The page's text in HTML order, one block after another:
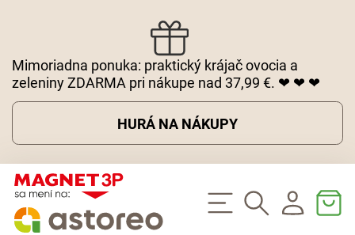
Mimoriadna ponuka: praktický krájač ovocia a
zeleniny ZDARMA pri nákupe nad 37,99 €. ❤ ❤ ❤
HURÁ NA NÁKUPY